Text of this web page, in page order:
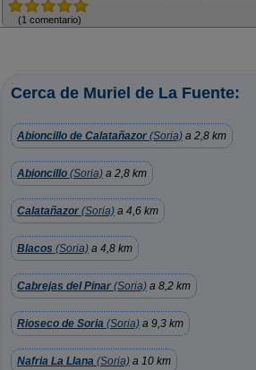
(1 comentario)
Cerca de Muriel de La Fuente:
Abioncillo de Calatañazor (Soria) a 2,8 km
Abioncillo (Soria) a 2,8 km
Calatañazor (Soria) a 4,6 km
Blacos (Soria) a 4,8 km
Cabrejas del Pinar (Soria) a 8,2 km
Rioseco de Soria (Soria) a 9,3 km
Nafria La Llana (Soria) a 10 km